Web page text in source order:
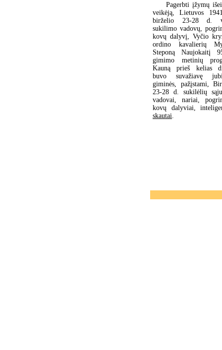
Pagerbti įžymų
veikėją, Lietuvos
birželio 23-28 d.
sukilimo vadovų,
kovų dalyvį, Vyčio
ordino kavalierių
Steponą Naujokaitį
gimimo metinių
Kauną prieš kelias
buvo suvažiavę
giminės, pažįstami,
23-28 d. sukilėlių
vadovai, nariai,
kovų dalyviai,
skautai